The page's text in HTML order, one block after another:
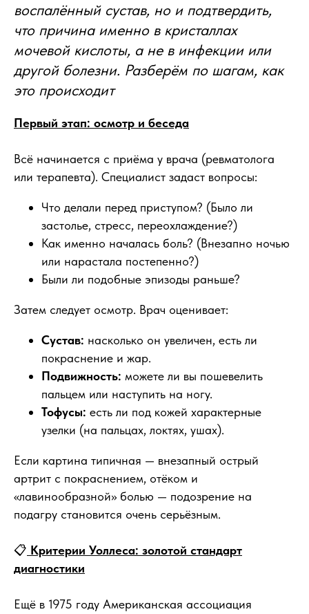
воспалённый сустав, но и подтвердить,
что причина именно в кристаллах
мочевой кислоты, а не в инфекции или
другой болезни. Разберём по шагам, как
это происходит
Первый этап: осмотр и беседа
Всё начинается с приёма у врача (ревматолога
или терапевта). Специалист задаст вопросы:
Что делали перед приступом? (Было ли
застолье, стресс, переохлаждение?)
Как именно началась боль? (Внезапно ночью
или нарастала постепенно?)
Были ли подобные эпизоды раньше?
Затем следует осмотр. Врач оценивает:
Сустав: насколько он увеличен, есть ли
покраснение и жар.
Подвижность: можете ли вы пошевелить
пальцем или наступить на ногу.
Тофусы: есть ли под кожей характерные
узелки (на пальцах, локтях, ушах).
Если картина типичная — внезапный острый
артрит с покраснением, отёком и
«лавинообразной» болью — подозрение на
подагру становится очень серьёзным.
📋 Критерии Уоллеса: золотой стандарт
диагностики
Ещё в 1975 году Американская ассоциация